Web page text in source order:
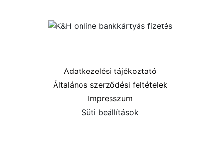
Adatkezelési tájékoztató
Általános szerződési feltételek
Impresszum
Süti beállítások